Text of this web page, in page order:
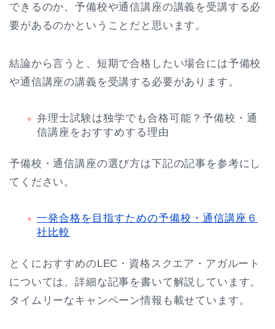
できるのか、予備校や通信講座の講義を受講する必
要があるのかということだと思います。
結論から言うと、短期で合格したい場合には予備校
や通信講座の講義を受講する必要があります。
弁理士試験は独学でも合格可能？予備校・通
信講座をおすすめする理由
予備校・通信講座の選び方は下記の記事を参考にし
てください。
一発合格を目指すための予備校・通信講座６
社比較
とくにおすすめのLEC・資格スクエア・アガルート
については、詳細な記事を書いて解説しています。
タイムリーなキャンペーン情報も載せています。